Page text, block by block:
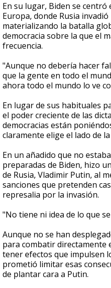
En su lugar, Biden se
Europa, donde Rusia
materializando la batalla
democracia sobre la que el
frecuencia.
"Aunque no debería hacer
que la gente en todo el
ahora todo el mundo lo ve
En lugar de sus habituales
el poder creciente de las
democracias están
claramente elige el lado de
En un añadido que no
preparadas de Biden, hizo
de Rusia, Vladimir Putin, al
sanciones que pretenden
represalia por la invasión.
"No tiene ni idea de lo que
Aunque no se han
para combatir directamente
tener efectos que impulsen
prometió limitar esas
de plantar cara a Putin.